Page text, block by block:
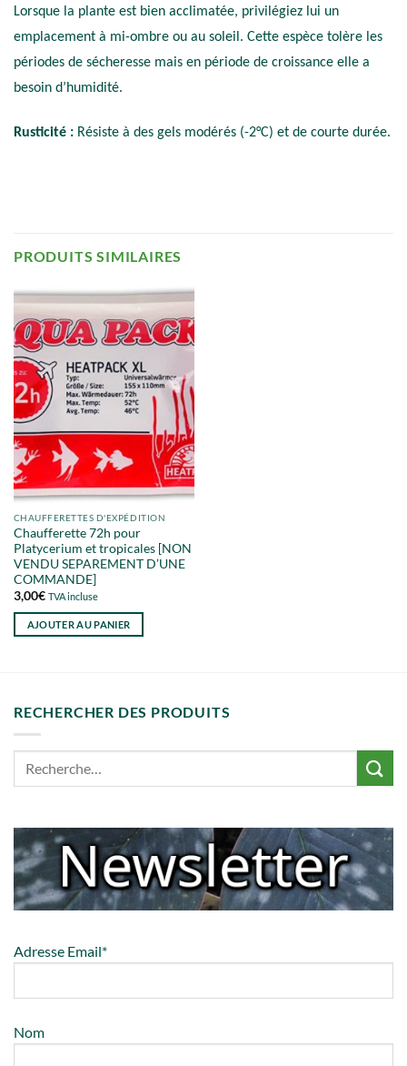
Lorsque la plante est bien acclimatée, privilégiez lui un
emplacement à mi-ombre ou au soleil. Cette espèce tolère les
périodes de sécheresse mais en période de croissance elle a
besoin d’humidité.
Rusticité : Résiste à des gels modérés (-2°C) et de courte durée.
PRODUITS SIMILAIRES
CHAUFFERETTES D'EXPÉDITION
Chaufferette 72h pour
Platycerium et tropicales [NON
VENDU SEPAREMENT D’UNE
COMMANDE]
3,00€ TVA incluse
AJOUTER AU PANIER
RECHERCHER DES PRODUITS
Adresse Email*
Nom